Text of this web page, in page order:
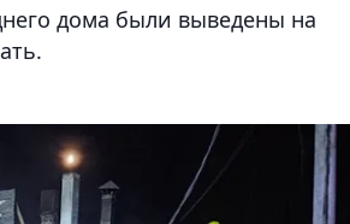
дома были выведены на